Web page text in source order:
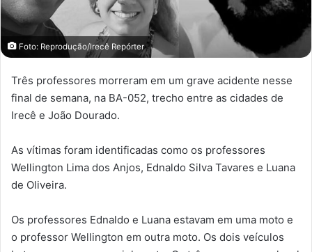
Foto: Reprodução/Irecê Repórter
Três professores morreram em um grave acidente nesse
final de semana, na BA-052, trecho entre as cidades de
Irecê e João Dourado.
As vítimas foram identificadas como os professores
Wellington Lima dos Anjos, Ednaldo Silva Tavares e Luana
de Oliveira.
Os professores Ednaldo e Luana estavam em uma moto e
o professor Wellington em outra moto. Os dois veículos